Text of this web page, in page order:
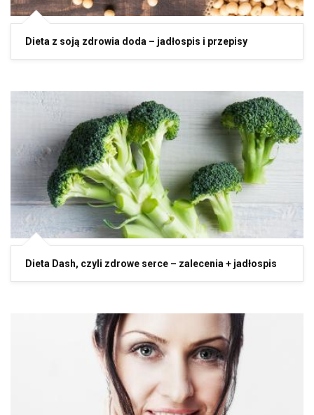
Dieta z soją zdrowia doda – jadłospis i przepisy
Dieta Dash, czyli zdrowe serce – zalecenia + jadłospis